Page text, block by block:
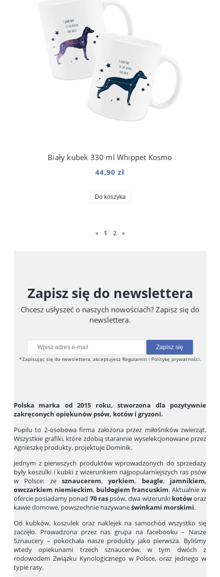
Biały kubek 330 ml Whippet Kosmo
44,90 zł
Do koszyka
« 1 2 »
Zapisz się do newslettera
Chcesz usłyszeć o naszych nowościach? Zapisz się do
newslettera.
Zapisz się
*Zapisując się do newslettera, akceptujesz Regulamin i Politykę prywatności.
Polska marka od 2015 roku, stworzona dla pozytywnie
zakręconych opiekunów psów, kotów i gryzoni.
Pupilu to 2-osobowa firma założona przez miłośników zwierząt.
Wszystkie grafiki, które zdobią starannie wyselekcjonowane przez
Agnieszkę produkty, projektuje Dominik.
Jednym z pierwszych produktów wprowadzonych do sprzedaży
były koszulki i kubki z wizerunkiem najpopularniejszych ras psów
w Polsce: ze sznaucerem,yorkiem, beagle, jamnikiem,
owczarkiem niemieckim, buldogiem francuskim. Aktualnie w
ofercie posiadamy ponad 70 raspsów, dwa wizerunki kotóworaz
kawie domowe, powszechnie nazywaneświnkami morskimi.
Od kubków, koszulek oraz naklejek na samochód wszystko się
zaczęło. Prowadzona przez nas grupa na facebooku – Nasze
Sznaucery – pokochała nasze produkty jako pierwsza. Byliśmy
wtedy opiekunami trzech sznaucerów, w tym dwóch z
rodowodem Związku Kynologicznego w Polsce, oraz jednego w
typie rasy.